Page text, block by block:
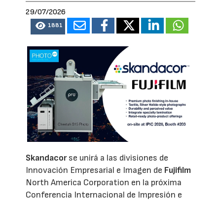
29/07/2026
1881
Skandacorse unirá a las divisiones de
Innovación Empresarial e Imagen de Fujifilm
North America Corporation en la próxima
Conferencia Internacional de Impresión e